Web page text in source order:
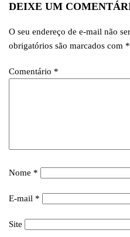
DEIXE UM
O seu endereço de e-mail não
obrigatórios são marcados com *
Comentário *
Nome *
E-mail *
Site